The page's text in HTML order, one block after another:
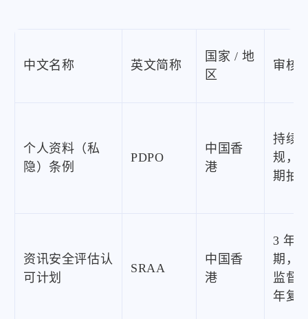
中文名称 英文简称
国家 / 地
区
审核
个人资料（私
隐）条例
PDPO
中国香
港
持续
规，
期抽
资讯安全评估认
可计划
SRAA
中国香
港
3 年
期，
监督
年复